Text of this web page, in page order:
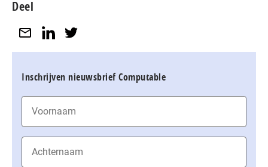
Deel
Inschrijven nieuwsbrief Computable